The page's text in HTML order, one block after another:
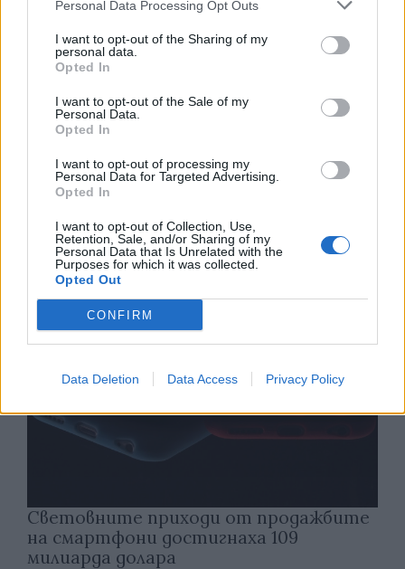
Personal Data Processing Opt Outs
I want to opt-out of the Sharing of my
personal data.
Opted In
I want to opt-out of the Sale of my
Personal Data.
Opted In
I want to opt-out of processing my
Personal Data for Targeted Advertising.
Opted In
I want to opt-out of Collection, Use,
Retention, Sale, and/or Sharing of my
Personal Data that Is Unrelated with the
Purposes for which it was collected.
Opted Out
CONFIRM
Data Deletion Data Access Privacy Policy
Хакери удариха бизнес-база данни в
Лихтенщайн
03.08.2026 / 14:30
Световните приходи от продажбите
на смартфони достигнаха 109
милиарда долара